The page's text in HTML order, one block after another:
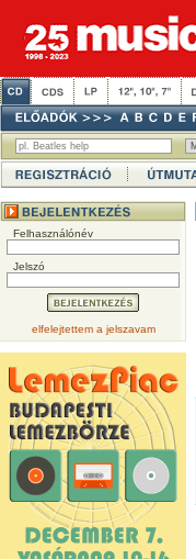
Felhasználónév
Jelszó
elfelejtettem a jelszavam